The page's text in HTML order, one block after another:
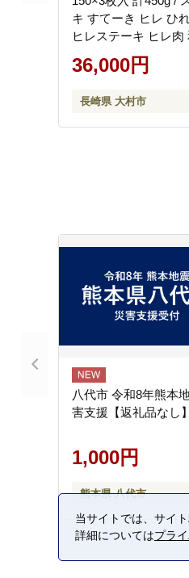
キ すてーき ヒレ ひ
ヒレステーキ ヒレ肉
牛肉 肉 牛 / 大村市 /
ん商会[ACCD004]
36,000円
長崎県 大村市
八代市 令和8年熊本
害支援【返礼品なし】
1,000円
熊本県 八代市
当サイトでは、サイ
詳細についてはプラ